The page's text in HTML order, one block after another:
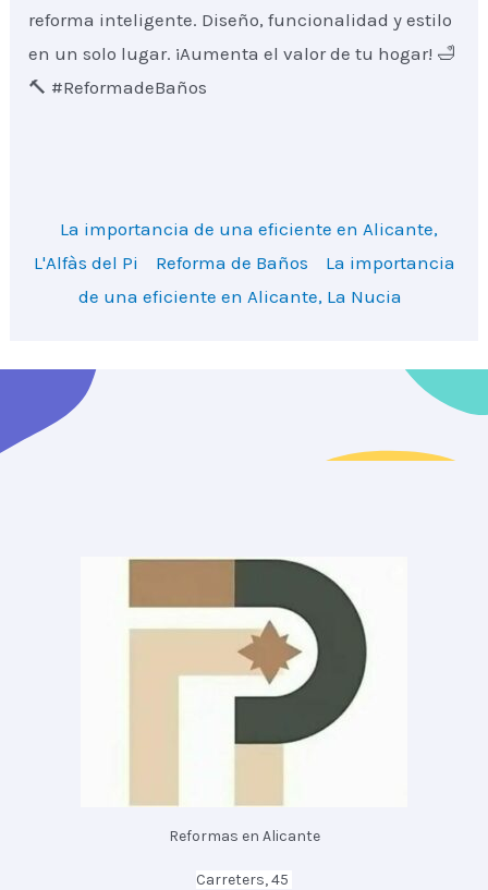
reforma inteligente. Diseño, funcionalidad y estilo
en un solo lugar. ¡Aumenta el valor de tu hogar! 🛁
🔨 #ReformadeBaños
La importancia de una eficiente en Alicante,
L'Alfàs del Pi
Reforma de Baños
La importancia
de una eficiente en Alicante, La Nucia
Reformas en Alicante
Carreters, 45